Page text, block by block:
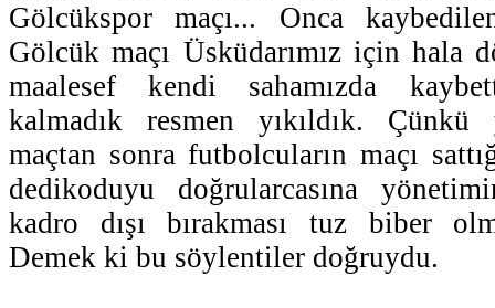
Gölcükspor maçı... Onca
Gölcük maçı Üsküdarımız için hala
maalesef kendi sahamızda
kalmadık resmen yıkıldık. Çünkü
maçtan sonra futbolcuların maçı
dedikoduyu doğrularcasına
kadro dışı bırakması tuz biber
Demek ki bu söylentiler doğruydu.